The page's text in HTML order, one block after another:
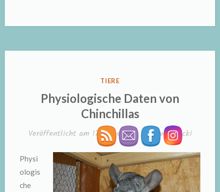
VERÖFFENTLICHT
TIERE
Physiologische Daten von
Chinchillas
Veröffentlicht am 17. Dezember 2013 vonNicki
Physi
ologis
che